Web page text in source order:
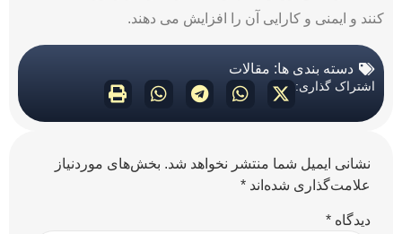
‌کنند و ایمنی و کارایی آن را افزایش می ‌دهند.
دسته بندی ها: مقالات
اشتراک گذاری:
نشانی ایمیل شما منتشر نخواهد شد. بخش‌های موردنیاز
علامت‌گذاری شده‌اند *
دیدگاه *